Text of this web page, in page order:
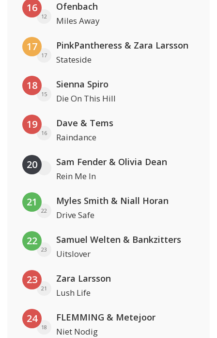
16
12
Ofenbach
Miles Away
17
17
PinkPantheress & Zara Larsson
Stateside
18
15
Sienna Spiro
Die On This Hill
19
16
Dave & Tems
Raindance
20 Sam Fender & Olivia Dean
Rein Me In
21
22
Myles Smith & Niall Horan
Drive Safe
22
23
Samuel Welten & Bankzitters
Uitslover
23
21
Zara Larsson
Lush Life
24
18
FLEMMING & Metejoor
Niet Nodig